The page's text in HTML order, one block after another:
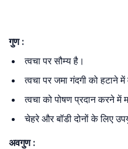
गुण :
त्वचा पर सौम्य है।
त्वचा पर जमा गंदगी को हटाने
त्वचा को पोषण प्रदान करने
चेहरे और बॉडी दोनों के लिए
अवगुण :